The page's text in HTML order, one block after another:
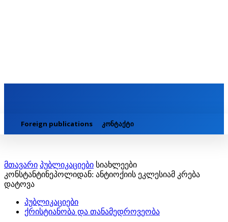
Foreign publications კონტაქტი
მთავარი პუბლიკაციები სიახლეები
კონსტანტინეპოლიდან: ანტიოქიის ეკლესიამ კრება
დატოვა
პუბლიკაციები
ქრისტიანობა და თანამედროვეობა